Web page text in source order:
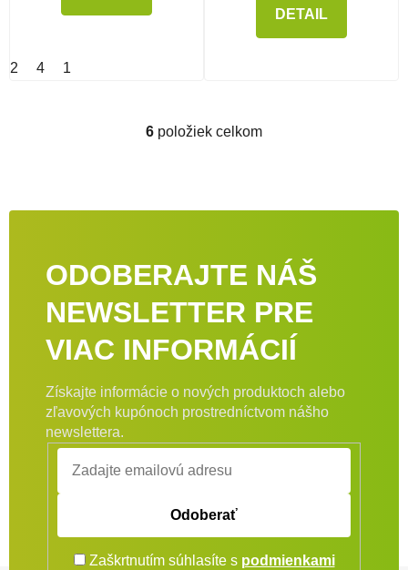
2 4 1
DETAIL
Ovládacie prvky výpisu
6 položiek celkom
ODOBERAJTE NÁŠ
NEWSLETTER PRE
VIAC INFORMÁCIÍ
Získajte informácie o nových produktoch alebo
zľavových kupónoch prostredníctvom nášho
newslettera.
Odoberať
Zaškrtnutím súhlasíte s podmienkami